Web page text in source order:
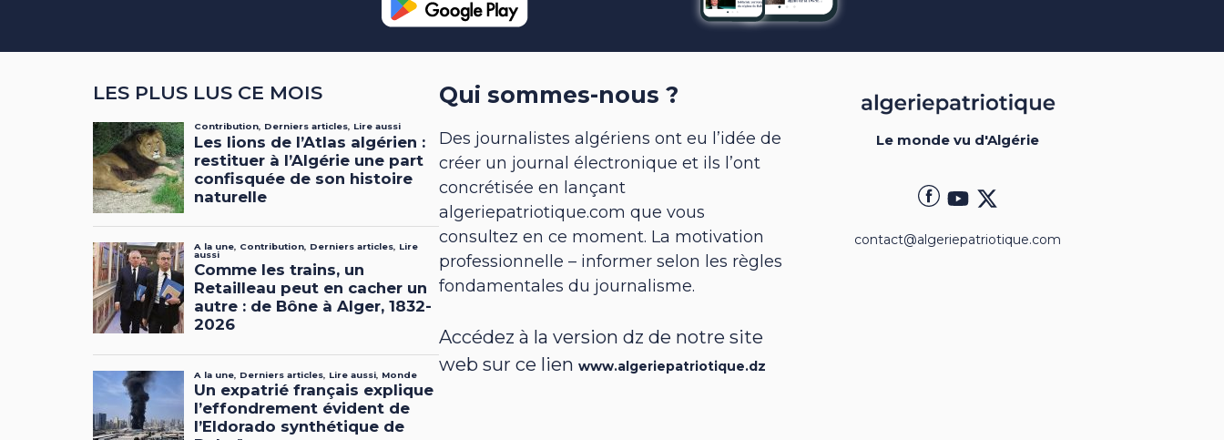
LES PLUS LUS CE MOIS Qui sommes-nous ?
Des journalistes algériens ont eu l’idée de
créer un journal électronique et ils l’ont
concrétisée en lançant
algeriepatriotique.com que vous
consultez en ce moment. La motivation
professionnelle – informer selon les règles
fondamentales du journalisme.
Accédez à la version dz de notre site
web sur ce lienwww.algeriepatriotique.dz
Le monde vu d'Algérie
contact@algeriepatriotique.com